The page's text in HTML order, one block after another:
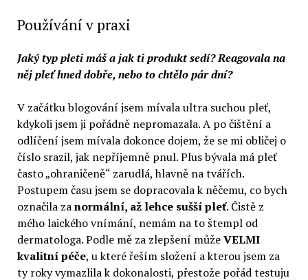
Používání v praxi
Jaký typ pleti máš a jak ti produkt sedí? Reagovala na
něj pleť hned dobře, nebo to chtělo pár dní?
V začátku blogování jsem mívala ultra suchou pleť,
kdykoli jsem ji pořádně nepromazala. A po čištění a
odlíčení jsem mívala dokonce dojem, že se mi obličej o
číslo srazil, jak nepříjemně pnul. Plus bývala má pleť
často „ohraničeně“ zarudlá, hlavně na tvářích.
Postupem času jsem se dopracovala k něčemu, co bych
označila zanormální, až lehce sušší pleť. Čistě z
mého laického vnímání, nemám na to štempl od
dermatologa. Podle mě za zlepšení můžeVELMI
kvalitní péče, u které řeším složení a kterou jsem za
ty roky vymazlila k dokonalosti, přestože pořád testuju